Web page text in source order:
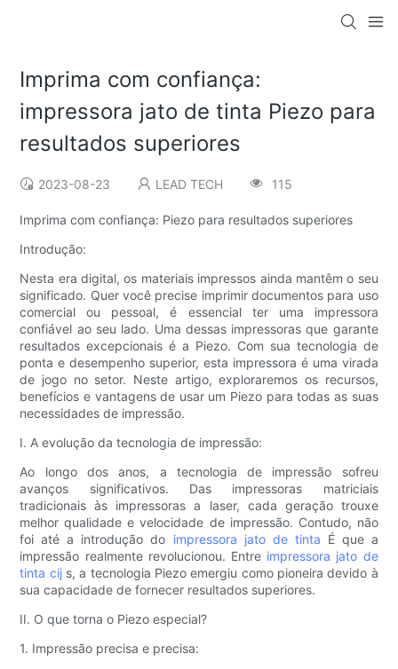
Imprima com confiança:
impressora jato de tinta Piezo para
resultados superiores
2023-08-23 LEAD TECH 115
Imprima com confiança: Piezo para resultados superiores
Introdução:
Nesta era digital, os materiais impressos ainda mantêm o seu
significado. Quer você precise imprimir documentos para uso
comercial ou pessoal, é essencial ter uma impressora
confiável ao seu lado. Uma dessas impressoras que garante
resultados excepcionais é a Piezo. Com sua tecnologia de
ponta e desempenho superior, esta impressora é uma virada
de jogo no setor. Neste artigo, exploraremos os recursos,
benefícios e vantagens de usar um Piezo para todas as suas
necessidades de impressão.
I. A evolução da tecnologia de impressão:
Ao longo dos anos, a tecnologia de impressão sofreu
avanços significativos. Das impressoras matriciais
tradicionais às impressoras a laser, cada geração trouxe
melhor qualidade e velocidade de impressão. Contudo, não
foi até a introdução do impressora jato de tinta É que a
impressão realmente revolucionou. Entre impressora jato de
tinta cij s, a tecnologia Piezo emergiu como pioneira devido à
sua capacidade de fornecer resultados superiores.
II. O que torna o Piezo especial?
1. Impressão precisa e precisa: